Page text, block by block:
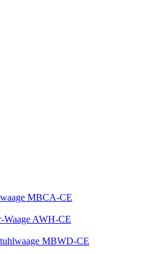
MBCA-CE
Waage AWH-CE
MBWD-CE